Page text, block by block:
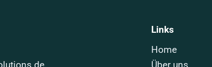
Links
Home
Über uns